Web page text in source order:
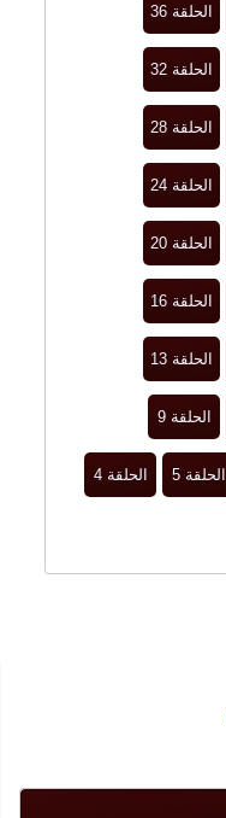
الحلقة 36
الحلقة 32
الحلقة 28
الحلقة 24
الحلقة 20
الحلقة 16
الحلقة 13
الحلقة 9
الحلقة 5 الحلقة 4